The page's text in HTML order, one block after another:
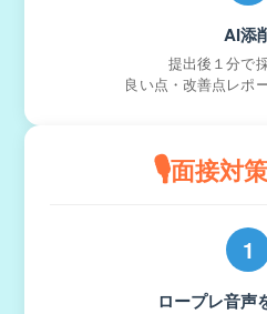
AI添
提出後１分で
良い点・改善点レポ
🎙️面接対
1
ロープレ音声